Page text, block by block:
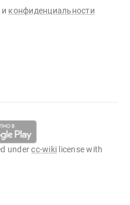
и конфиденциальности
undercc-wiki license with